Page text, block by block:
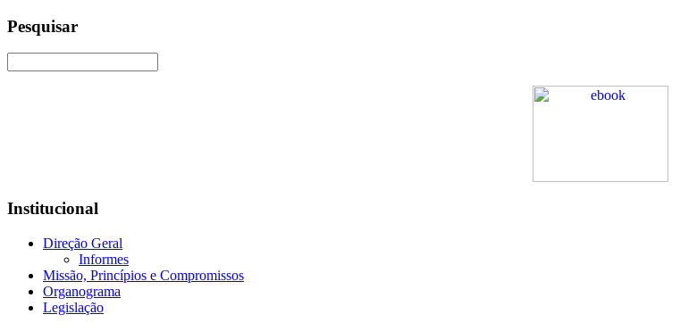
Pesquisar
Institucional
Direção Geral
Informes
Missão, Princípios e Compromissos
Organograma
Legislação